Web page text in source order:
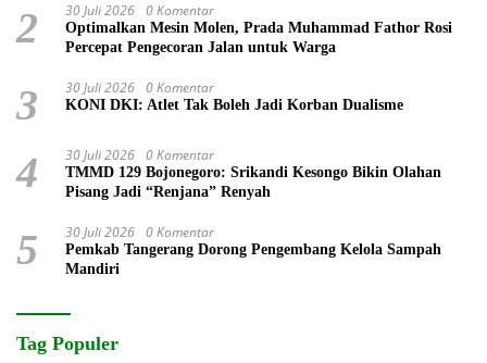
2 30 Juli 2026 0 Komentar
Optimalkan Mesin Molen, Prada Muhammad Fathor Rosi
Percepat Pengecoran Jalan untuk Warga
3 30 Juli 2026 0 Komentar
KONI DKI: Atlet Tak Boleh Jadi Korban Dualisme
4 30 Juli 2026 0 Komentar
TMMD 129 Bojonegoro: Srikandi Kesongo Bikin Olahan
Pisang Jadi “Renjana” Renyah
5 30 Juli 2026 0 Komentar
Pemkab Tangerang Dorong Pengembang Kelola Sampah
Mandiri
Tag Populer